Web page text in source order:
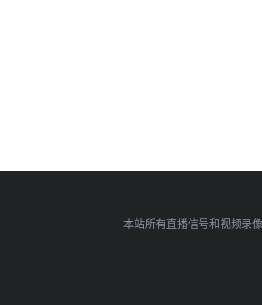
本站所有直播信号和视频录